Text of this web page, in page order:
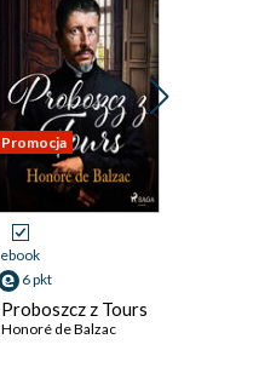
Promocja
ebook
6 pkt
Proboszcz z Tours
Honoré de Balzac